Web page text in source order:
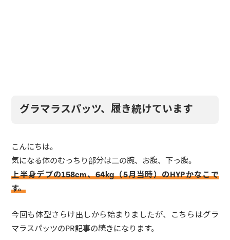
グラマラスパッツ、履き続けています
こんにちは。
気になる体のむっちり部分は二の腕、お腹、下っ腹。
上半身デブの158cm、64kg（5月当時）のHYPかなこで
す。
今回も体型さらけ出しから始まりましたが、こちらはグラ
マラスパッツのPR記事の続きになります。